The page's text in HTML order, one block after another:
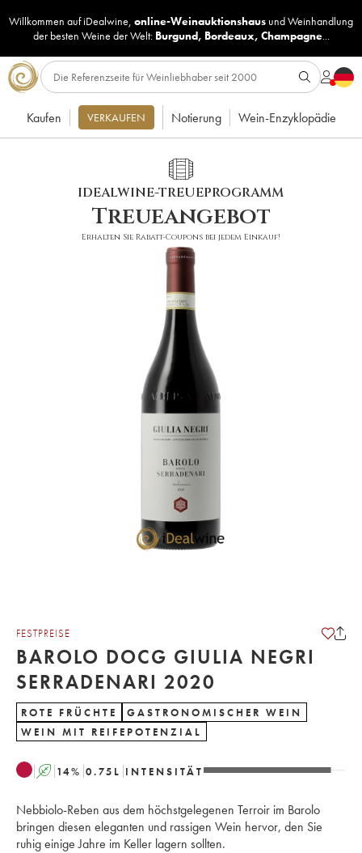
Willkommen auf iDealwine, online-Weinauktionshaus undWeinhandlung
der besten Weine der Welt: Burgund, Bordeaux, Champagne...
Kaufen VERKAUFEN Notierung Wein-Enzyklopädie
IDEALWINE-TREUEPROGRAMM
Treueangebot
Erhalten Sie Rabatt-Coupons bei jedem Einkauf!
FESTPREISE
BAROLO DOCG GIULIA NEGRI
SERRADENARI 2020
ROTE FRÜCHTE
GASTRONOMISCHER WEIN
WEIN MIT REIFEPOTENZIAL
A 14% 0.75 L INTENSITÄT
Nebbiolo-Reben aus dem höchstgelegenen Terroir im Barolo
bringen diesen eleganten und rassigen Wein hervor, den Sie
ruhig einige Jahre im Keller lagern sollten.